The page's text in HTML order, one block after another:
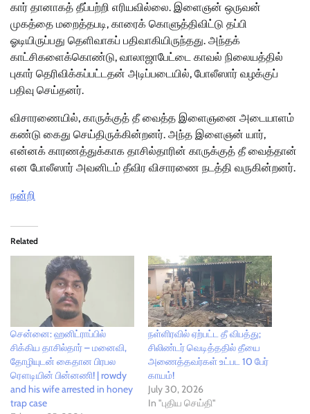
கார் தானாகத் தீப்பற்றி எரியவில்லை. இளைஞன் ஒருவன்
முகத்தை மறைத்தபடி, காரைக் கொளுத்திவிட்டு தப்பி
ஓடியிருப்பது தெளிவாகப் பதிவாகியிருந்தது. அந்தக்
காட்சிகளைக்கொண்டு, வாலாஜாபேட்டை காவல் நிலையத்தில்
புகார் தெரிவிக்கப்பட்டதன் அடிப்படையில், போலீஸார் வழக்குப்
பதிவு செய்தனர்.
விசாரணையில், காருக்குத் தீ வைத்த இளைஞனை அடையாளம்
கண்டு கைது செய்திருக்கின்றனர். அந்த இளைஞன் யார்,
என்னக் காரணத்துக்காக தாசில்தாரின் காருக்குத் தீ வைத்தான்
என போலீஸார் அவனிடம் தீவிர விசாரணை நடத்தி வருகின்றனர்.
நன்றி
Related
சென்னை: ஹனிட்ராப்பில்
சிக்கிய தாசில்தார் – மனைவி,
தோழியுடன் கைதான பிரபல
ரௌடியின் பின்னணி! | rowdy
and his wife arrested in honey
trap case
நள்ளிரவில் ஏற்பட்ட தீ விபத்து;
சிலிண்டர் வெடித்ததில் தீயை
அணைத்தவர்கள் உட்பட 10 பேர்
காயம்!
July 30, 2026
In "புதிய செய்தி"